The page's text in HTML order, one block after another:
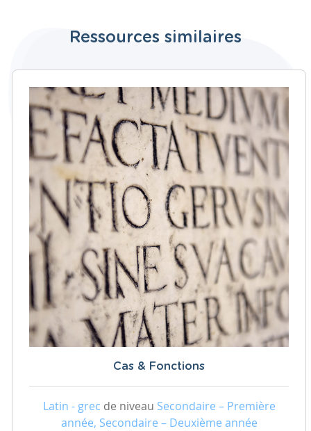
Ressources similaires
Cas & Fonctions
Latin - grec de niveau Secondaire – Première
année, Secondaire – Deuxième année